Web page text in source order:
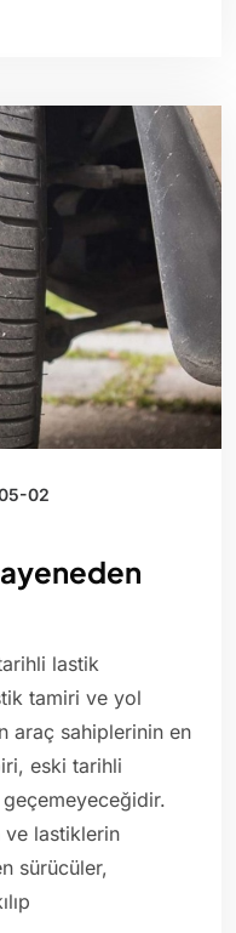
02
lastik
tamiri ve yol
araç sahiplerinin en
eski tarihli
ve lastiklerin
sürücüler,